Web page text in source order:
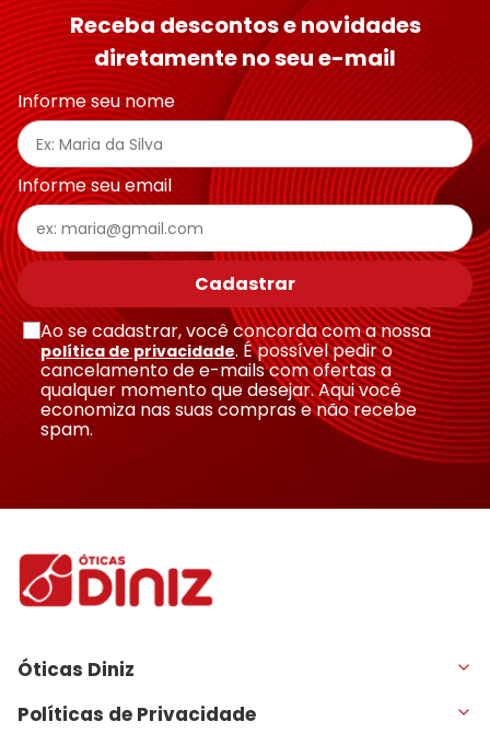
Receba descontos e novidades
diretamente no seu e-mail
Informe seu nome
Informe seu email
Cadastrar
Ao se cadastrar, você concorda com a nossa
política de privacidade. É possível pedir o
cancelamento de e-mails com ofertas a
qualquer momento que desejar. Aqui você
economiza nas suas compras e não recebe
spam.
Óticas Diniz
Políticas de Privacidade